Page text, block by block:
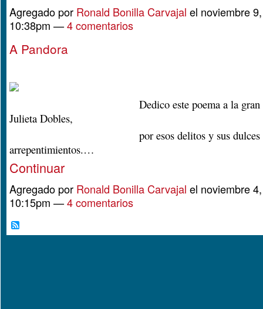
Agregado por Ronald Bonilla Carvajal el noviembre
10:38pm —4 comentarios
A Pandora
Dedico este poema a la gran
Julieta Dobles,
por esos delitos y sus dulces
arrepentimientos.…
Continuar
Agregado por Ronald Bonilla Carvajal el noviembre
10:15pm —4 comentarios